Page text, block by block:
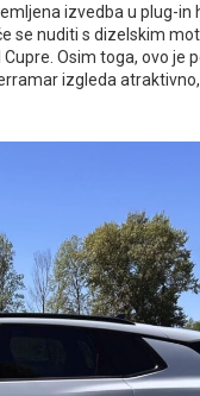
izvedba u plug-in
se nuditi s dizelskim
Osim toga, ovo je
izgleda